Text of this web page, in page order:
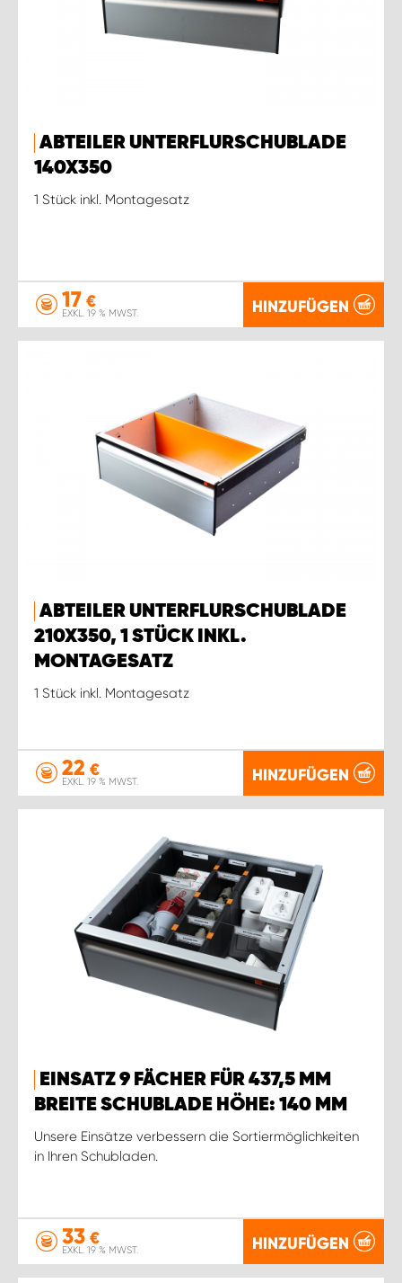
ABTEILER UNTERFLURSCHUBLADE
140X350
1 Stück inkl. Montagesatz
17 €
EXKL. 19 % MWST. HINZUFÜGEN
ABTEILER UNTERFLURSCHUBLADE
210X350, 1 STÜCK INKL.
MONTAGESATZ
1 Stück inkl. Montagesatz
22 €
EXKL. 19 % MWST. HINZUFÜGEN
EINSATZ 9 FÄCHER FÜR 437,5 MM
BREITE SCHUBLADE HÖHE: 140 MM
Unsere Einsätze verbessern die Sortiermöglichkeiten
in Ihren Schubladen.
33 €
EXKL. 19 % MWST. HINZUFÜGEN